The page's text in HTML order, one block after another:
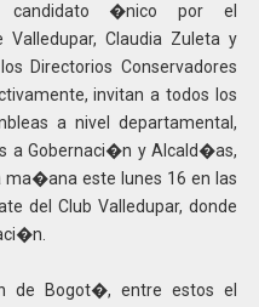
candidato �nico por el
Claudia Zuleta y
Directorios Conservadores
invitan a todos los
a nivel departamental,
a Gobernaci�n y Alcald�as,
ma�ana este lunes 16 en las
del Club Valledupar, donde
de Bogot�, entre estos el